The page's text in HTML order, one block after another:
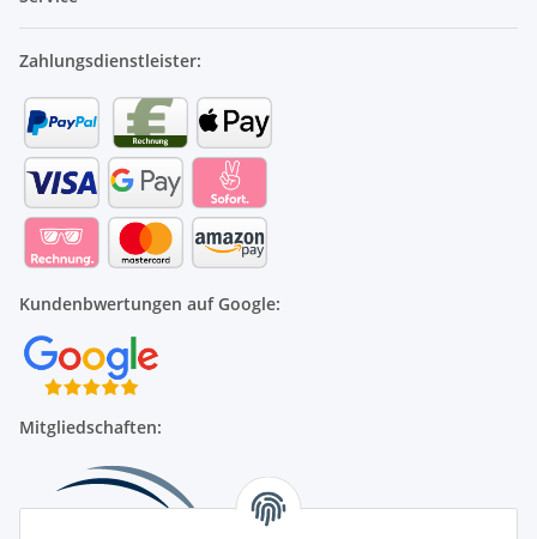
Zahlungsdienstleister:
Kundenbwertungen auf Google:
Mitgliedschaften: